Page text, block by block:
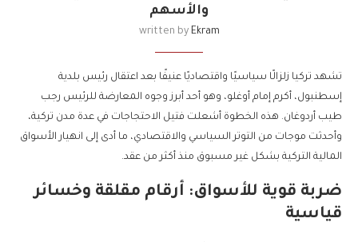
والأسهم
written by Ekram
تشهد تركيا زلزالًا سياسيًا واقتصاديًا عنيفًا بعد اعتقال رئيس بلدية
إسطنبول، أكرم إمام أوغلو، وهو أحد أبرز وجوه المعارضة للرئيس رجب
طيب أردوغان. هذه الخطوة أشعلت فتيل الاحتجاجات في عدة مدن تركية،
وأحدثت موجات من التوتر السياسي والاقتصادي، ما أدى إلى انهيار الأسواق
المالية التركية بشكل غير مسبوق منذ أكثر من عقد.
ضربة قوية للأسواق: أرقام مقلقة وخسائر
قياسية